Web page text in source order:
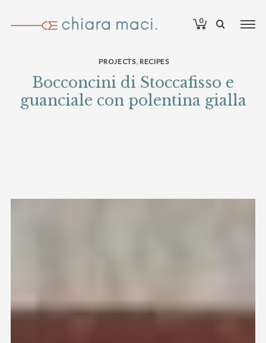
0
PROJECTS, RECIPES
Bocconcini di Stoccafisso e
guanciale con polentina gialla